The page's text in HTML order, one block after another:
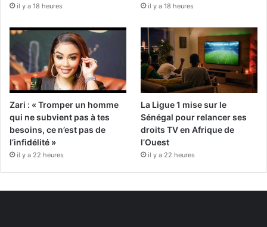
il y a 18 heures il y a 18 heures
Zari : « Tromper un homme
qui ne subvient pas à tes
besoins, ce n’est pas de
l’infidélité »
il y a 22 heures
La Ligue 1 mise sur le
Sénégal pour relancer ses
droits TV en Afrique de
l’Ouest
il y a 22 heures